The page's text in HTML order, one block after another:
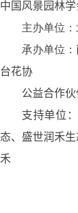
中国风景园林
主办单位
承办单位：
台花协
公益合作伙
支持单位：
态、盛世润禾
禾